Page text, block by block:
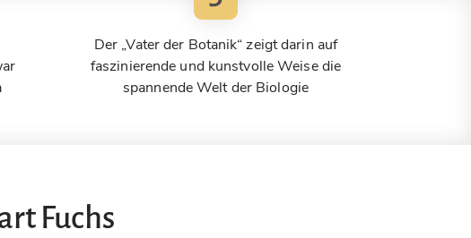
Der „Vater der Botanik“ zeigt darin auf
faszinierende und kunstvolle Weise die
spannende Welt der Biologie
Fuchs